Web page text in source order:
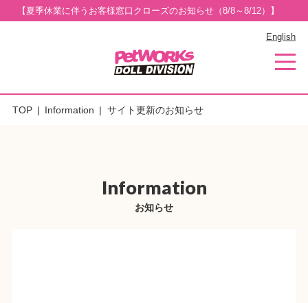
【夏季休業に伴うお客様窓口クローズのお知らせ（8/8～8/12）】
English
TOP Information サイト更新のお知らせ
Information
お知らせ